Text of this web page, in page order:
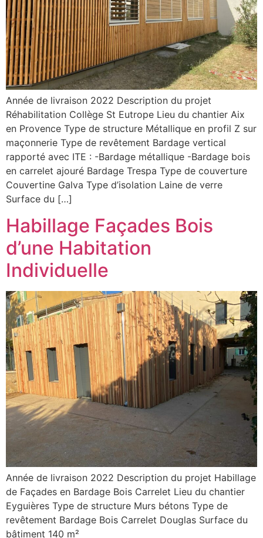
Année de livraison 2022 Description du projet
Réhabilitation Collège St Eutrope Lieu du chantier Aix
en Provence Type de structure Métallique en profil Z sur
maçonnerie Type de revêtement Bardage vertical
rapporté avec ITE : -Bardage métallique -Bardage bois
en carrelet ajouré Bardage Trespa Type de couverture
Couvertine Galva Type d’isolation Laine de verre
Surface du […]
Habillage Façades Bois
d’une Habitation
Individuelle
Année de livraison 2022 Description du projet Habillage
de Façades en Bardage Bois Carrelet Lieu du chantier
Eyguières Type de structure Murs bétons Type de
revêtement Bardage Bois Carrelet Douglas Surface du
bâtiment 140 m²